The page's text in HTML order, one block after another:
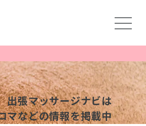
出張マッサージナビは
マなどの情報を掲載中